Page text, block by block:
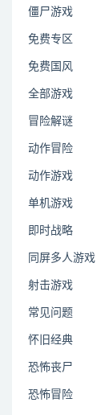
僵尸游戏
免费专区
免费国风
全部游戏
冒险解谜
动作冒险
动作游戏
单机游戏
即时战略
同屏多人游戏
射击游戏
常见问题
怀旧经典
恐怖丧尸
恐怖冒险